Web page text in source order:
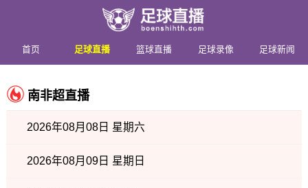
首页 足球直播 篮球直播 足球录像 足球新闻
南非超直播
2026年08月08日 星期六
2026年08月09日 星期日